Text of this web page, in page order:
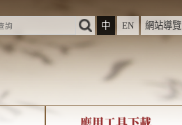
中
EN 網站導覽